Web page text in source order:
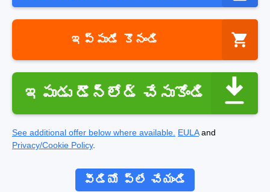
ఇప్పుడే కొనండి
ఇపుడు డౌన్లోడ్ చేసుకోండి
See additional offer below where available. EULAand
Privacy/Cookie Policy.
వీడియో ప్లే చేయండి